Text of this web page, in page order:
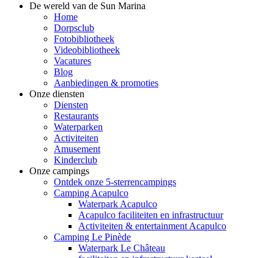
De wereld van de Sun Marina
Home
Dorpsclub
Fotobibliotheek
Videobibliotheek
Vacatures
Blog
Aanbiedingen & promoties
Onze diensten
Diensten
Restaurants
Waterparken
Activiteiten
Amusement
Kinderclub
Onze campings
Ontdek onze 5-sterrencampings
Camping Acapulco
Waterpark Acapulco
Acapulco faciliteiten en infrastructuur
Activiteiten & entertainment Acapulco
Camping Le Pinède
Waterpark Le Château